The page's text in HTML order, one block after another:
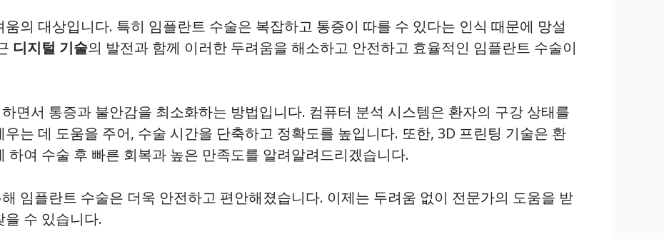
의 대상입니다. 특히 임플란트 수술은 복잡하고 통증이 따를 수 있다는 인식 때문에 망설
디지털 기술의 발전과 함께 이러한 두려움을 해소하고 안전하고 효율적인 임플란트 수술이
면서 통증과 불안감을 최소화하는 방법입니다. 컴퓨터 분석 시스템은 환자의 구강 상태를
는 데 도움을 주어, 수술 시간을 단축하고 정확도를 높입니다. 또한, 3D 프린팅 기술은 환
하여 수술 후 빠른 회복과 높은 만족도를 알려알려드리겠습니다.
임플란트 수술은 더욱 안전하고 편안해졌습니다. 이제는 두려움 없이 전문가의 도움을 받
수 있습니다.